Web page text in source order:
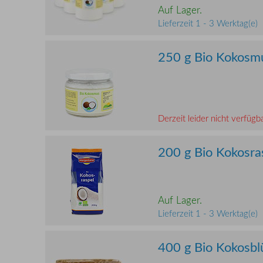
Auf Lager.
Lieferzeit 1 - 3 Werktag(e)
250 g Bio
Derzeit leider nicht
200 g Bio
Auf Lager.
Lieferzeit 1 - 3 Werktag(e)
400 g Bio